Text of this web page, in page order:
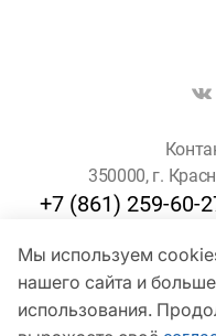
Мы используем
нашего сайта и
использования.
350000, г.
+7 (861) 259-60-
Для
©